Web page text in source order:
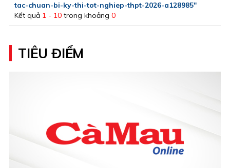
tac-chuan-bi-ky-thi-tot-nghiep-thpt-2026-a128985"
Kết quả 1 - 10 trong khoảng 0
TIÊU ĐIỂM